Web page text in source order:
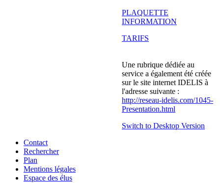
PLAQUETTE
INFORMATION
TARIFS
Une rubrique dédiée au
service a également été créée
sur le site internet IDELIS à
l'adresse suivante :
http://reseau-idelis.com/1045-
Presentation.html
Switch to Desktop Version
Contact
Rechercher
Plan
Mentions légales
Espace des élus